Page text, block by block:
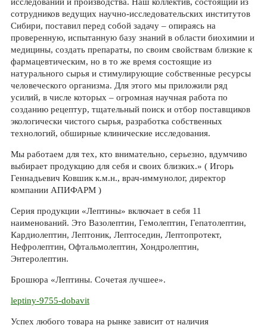
сотрудников ведущих научно-исследовательских институтов
Сибири, поставил перед собой задачу – опираясь на
проверенную, испытанную базу знаний в области биохимии и
медицины, создать препараты, по своим свойствам близкие к
фармацевтическим, но в то же время состоящие из
натурального сырья и стимулирующие собственные ресурсы
человеческого организма. Для этого мы приложили ряд
усилий, в числе которых – огромная научная работа по
созданию рецептур, тщательный поиск и отбор поставщиков
экологически чистого сырья, разработка собственных
технологий, обширные клинические исследования.
Мы работаем для тех, кто внимательно, серьезно, вдумчиво
выбирает продукцию для себя и своих близких.» ( Игорь
Геннадьевич Ковшик к.м.н., врач-иммунолог, директор
компании АПИФАРМ )
Серия продукции «Лептины» включает в себя 11
наименований. Это Вазолептин, Гемолептин, Гепатолептин,
Кардиолептин, Лептоник, Лептоседин, Лептопротект,
Нефролептин, Офтальмолептин, Хондролептин,
Энтеролептин.
Брошюра «Лептины. Сочетая лучшее».
leptiny-9755-dobavit
Успех любого товара на рынке зависит от наличия